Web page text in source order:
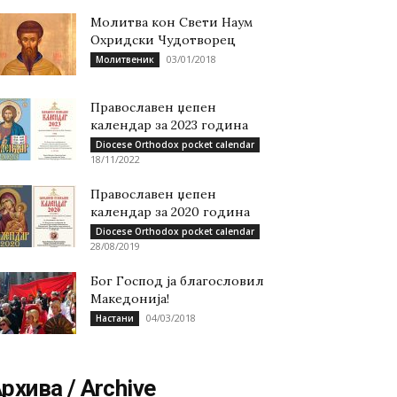
Молитва кон Свети Наум
Охридски Чудотворец
Молитвеник 03/01/2018
Православен џепен
календар за 2023 година
Diocese Orthodox pocket calendar
18/11/2022
Православен џепен
календар за 2020 година
Diocese Orthodox pocket calendar
28/08/2019
Бог Господ ја благословил
Македонија!
Настани 04/03/2018
/ Archive